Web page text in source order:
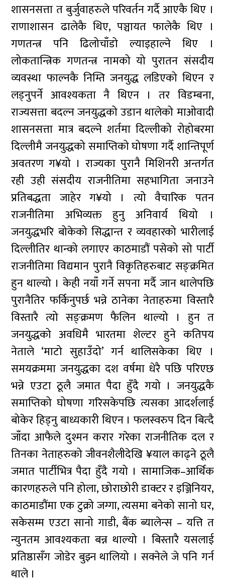
शासनसत्ता त बुर्जुवाहरुले परिवर्तन गर्दै आएकै थिए ।
राणाशासन ढालेकै थिए, पञ्चायत फालेकै थिए ।
गणतन्त्र पनि ढिलोचाँडो ल्याइहाल्ने थिए ।
लोकतान्त्रिक गणतन्त्र नामको यो पुरातन संसदीय
व्यवस्था फाल्नकै निम्ति जनयुद्ध लडिएको थिएन र
लड्नुपर्ने आवश्यकता नै थिएन । तर विडम्बना,
राज्यसत्ता बदल्न जनयुद्धको उडान थालेको माओवादी
शासनसत्ता मात्र बदल्ने शर्तमा दिल्लीको रोहोबरमा
दिल्लीमै जनयुद्धको समाप्तिको घोषणा गर्दै शान्तिपूर्ण
अवतरण ग¥यो । राज्यका पुरानै मिशिनरी अन्तर्गत
रही उही संसदीय राजनीतिमा सहभागिता जनाउने
प्रतिबद्धता जाहेर ग¥यो । त्यो वैचारिक पतन
राजनीतिमा अभिव्यक्त हुनु अनिवार्य थियो ।
जनयुद्धभरि बोकेको सिद्धान्त र व्यवहारको भारीलाई
दिल्लीतिर थान्को लगाएर काठमाडौं पसेको सो पार्टी
राजनीतिमा विद्यमान पुरानै विकृतिहरुबाट सङ्क्रमित
हुन थाल्यो । केही नयाँ गर्ने सपना मर्दै जान थालेपछि
पुरानैतिर फर्किनुपर्छ भन्ने ठानेका नेताहरुमा विस्तारै
विस्तारै त्यो सङ्क्रमण फैलिन थाल्यो । हुन त
जनयुद्धको अवधिमै भारतमा शेल्टर हुने कतिपय
नेताले ‘माटो सुहाउँदो’ गर्न थालिसकेका थिए ।
समयक्रममा जनयुद्धका दश वर्षमा धेरै पछि परिएछ
भन्ने एउटा ठूलै जमात पैदा हुँदै गयो । जनयुद्धकै
समाप्तिको घोषणा गरिसकेपछि त्यसका आदर्शलाई
बोकेर हिड्नु बाध्यकारी थिएन । फलस्वरुप दिन बित्दै
जाँदा आफैले दुश्मन करार गरेका राजनीतिक दल र
तिनका नेताहरुको जीवनशैलीदेखि ¥याल काढ्ने ठूलै
जमात पार्टीभित्र पैदा हुँदै गयो । सामाजिक–आर्थिक
कारणहरुले पनि होला, छोराछोरी डाक्टर र इञ्जिनियर,
काठमाडौंमा एक टुक्रो जग्गा, त्यसमा बनेको सानो घर,
सकेसम्म एउटा सानो गाडी, बैंक ब्यालेन्स – यत्ति त
न्युनतम आवश्यकता बन्न थाल्यो । बिस्तारै यसलाई
प्रतिष्ठासँग जोडेर बुझ्न थालियो । सक्नेले जे पनि गर्न
थाले ।